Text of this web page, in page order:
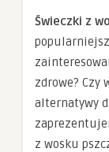
Świeczki z
zdrowe?
alternatywy
z wosku